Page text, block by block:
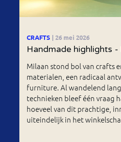
CRAFTS | 26 mei 2026
Handmade highlights
Milaan stond bol van crafts
materialen, een radicaal
furniture. Al wandelend
technieken bleef één vraag
hoeveel van dit prachtige,
uiteindelijk in het